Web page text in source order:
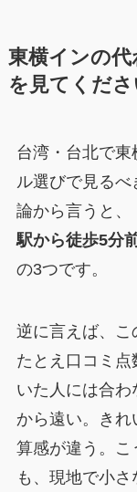
東横インの
を見てくださ
台湾・台北で
ル選びで見る
論から言うと、
駅から徒歩5分
の3つです。
逆に言えば、こ
たとえ口コミ
いた人には合
から遠い。き
算感が違う。こ
も、現地で小さ